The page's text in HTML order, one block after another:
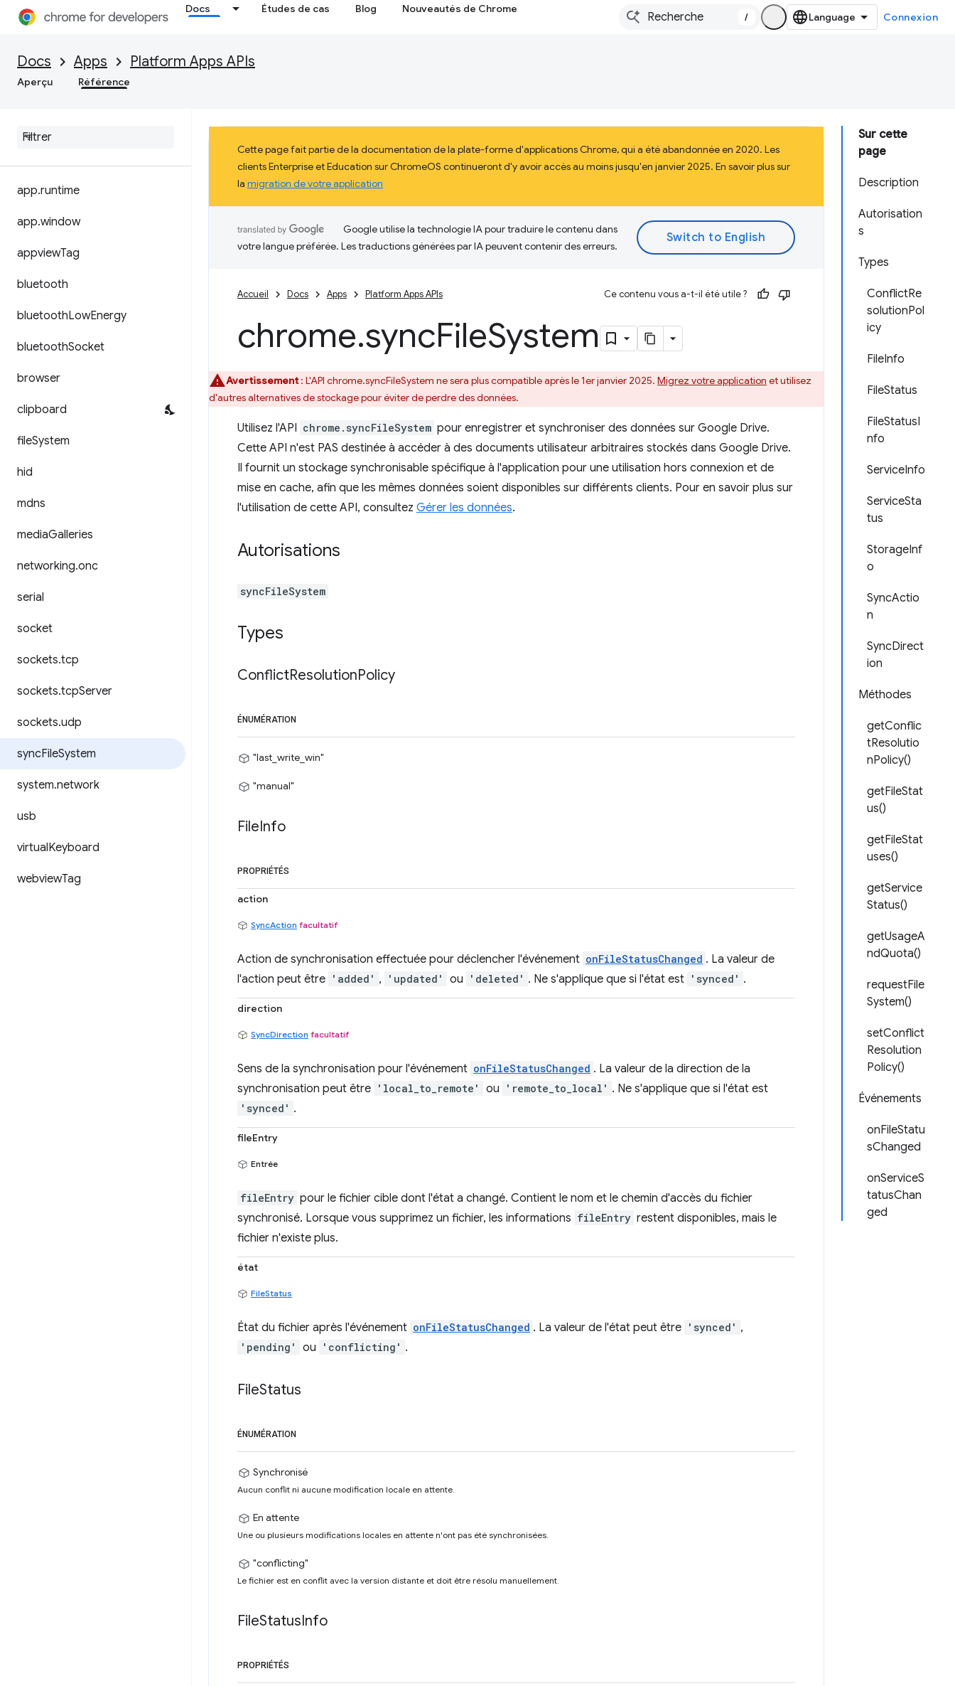
Docs Études de cas Blog Nouveautés de Chrome
/ Connexion
Docs Apps Platform Apps APIs
Aperçu Référence
app.runtime
app.window
appviewTag
bluetooth
bluetoothLowEnergy
bluetoothSocket
browser
clipboard
fileSystem
hid
mdns
mediaGalleries
networking.onc
serial
socket
sockets.tcp
sockets.tcpServer
sockets.udp
syncFileSystem
system.network
usb
virtualKeyboard
webviewTag
Sur cette
page
Description
Autorisation
s
Types
ConflictRe
solutionPol
icy
FileInfo
FileStatus
FileStatusI
nfo
ServiceInfo
ServiceSta
tus
StorageInf
o
SyncActio
n
SyncDirect
ion
Méthodes
getConflic
tResolutio
nPolicy()
getFileStat
us()
getFileStat
uses()
getService
Status()
getUsageA
ndQuota()
requestFile
System()
setConflict
Resolution
Policy()
Événements
onFileStatu
sChanged
onServiceS
tatusChan
ged
Cette page fait partie de la documentation de la plate-forme d'applications Chrome, qui a été abandonnée en 2020. Les
clients Enterprise et Education sur ChromeOS continueront d'y avoir accès au moins jusqu'en janvier 2025. En savoir plus sur
la migration de votre application
Google utilise la technologie IA pour traduire le contenu dans
votre langue préférée. Les traductions générées par IA peuvent contenir des erreurs.
Accueil Docs Apps Platform Apps APIs Ce contenu vous a-t-il été utile ?
chrome.syncFileSystem
Avertissement: L'API chrome.syncFileSystem ne sera plus compatible après le 1er janvier 2025. Migrez votre application et utilisez
d'autres alternatives de stockage pour éviter de perdre des données.
Utilisez l'API chrome.syncFileSystem pour enregistrer et synchroniser des données sur Google Drive.
Cette API n'est PAS destinée à accéder à des documents utilisateur arbitraires stockés dans Google Drive.
Il fournit un stockage synchronisable spécifique à l'application pour une utilisation hors connexion et de
mise en cache, afin que les mêmes données soient disponibles sur différents clients. Pour en savoir plus sur
l'utilisation de cette API, consultez Gérer les données.
Autorisations
syncFileSystem
Types
ConflictResolutionPolicy
ÉNUMÉRATION
"last_write_win"
"manual"
FileInfo
PROPRIÉTÉS
action
SyncAction facultatif
Action de synchronisation effectuée pour déclencher l'événement onFileStatusChanged . La valeur de
l'action peut être 'added' , 'updated' ou 'deleted' . Ne s'applique que si l'état est 'synced' .
direction
SyncDirection facultatif
Sens de la synchronisation pour l'événement onFileStatusChanged . La valeur de la direction de la
synchronisation peut être 'local_to_remote' ou 'remote_to_local' . Ne s'applique que si l'état est
'synced' .
fileEntry
Entrée
fileEntry pour le fichier cible dont l'état a changé. Contient le nom et le chemin d'accès du fichier
synchronisé. Lorsque vous supprimez un fichier, les informations fileEntry restent disponibles, mais le
fichier n'existe plus.
état
FileStatus
État du fichier après l'événement onFileStatusChanged . La valeur de l'état peut être 'synced' ,
'pending' ou 'conflicting' .
FileStatus
ÉNUMÉRATION
Synchronisé
Aucun conflit ni aucune modification locale en attente.
En attente
Une ou plusieurs modifications locales en attente n'ont pas été synchronisées.
"conflicting"
Le fichier est en conflit avec la version distante et doit être résolu manuellement.
FileStatusInfo
PROPRIÉTÉS